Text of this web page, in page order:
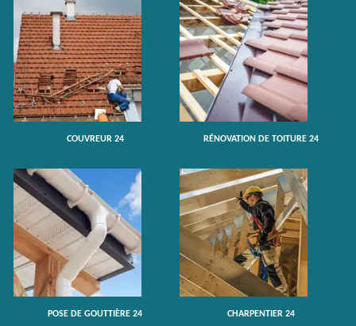
COUVREUR 24 RÉNOVATION DE TOITURE 24
POSE DE GOUTTIÈRE 24 CHARPENTIER 24